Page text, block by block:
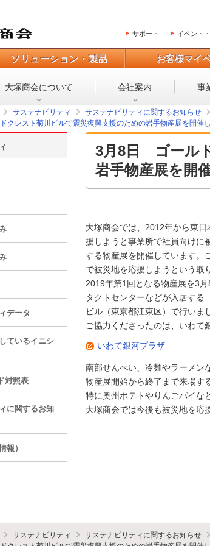
サポート イベント
ソリューション・製品 お客様マイ
大塚商会について 会社案内 事
サステナビリティ サステナビリティに関するお知らせ
クレスト菊川ビルで震災復興支援のための岩手物産展を開催
3月8日 ゴール
岩手物産展を開
大塚商会では、2012年から東
援しようと事業所で社員向けに
する物産展を開催しています。
で被災地を応援しようという取
2019年第1回となる物産展を3
タクトセンターなどが入居する
ビル（東京都江東区）で行いま
ご協力くださったのは、いわて
いわて銀河プラザ
南部せんべい、冷麺やラーメン
物産展開始から終了まで来場す
特に奥州ポテトやりんごパイな
大塚商会では今後も被災地を応
データ
ているイニシ
対照表
に関するお知
報）
サステナビリティ サステナビリティに関するお知らせ